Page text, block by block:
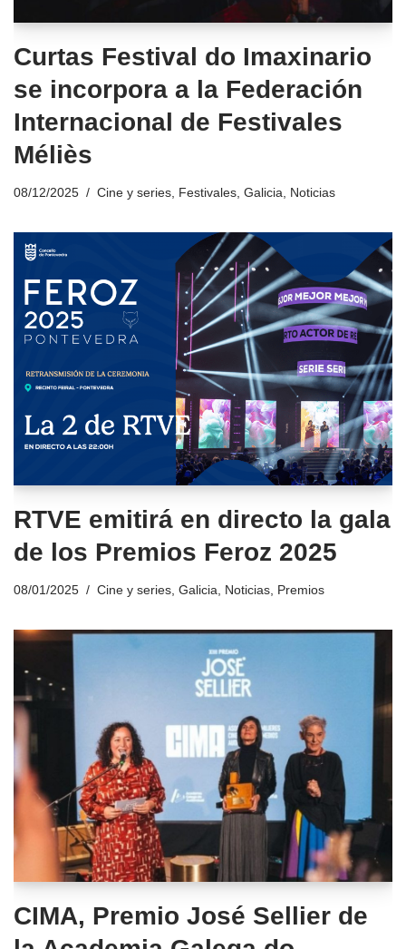
Curtas Festival do Imaxinario
se incorpora a la Federación
Internacional de Festivales
Méliès
08/12/2025 Cine y series Festivales Galicia Noticias
RTVE emitirá en directo la gala
de los Premios Feroz 2025
08/01/2025 Cine y series Galicia Noticias Premios
CIMA, Premio José Sellier de